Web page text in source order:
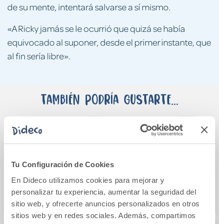
Tu Configuración de Cookies
En Dideco utilizamos cookies para mejorar y
personalizar tu experiencia, aumentar la seguridad del
sitio web, y ofrecerte anuncios personalizados en otros
sitios web y en redes sociales. Además, compartimos
de su mente, intentará salvarse a sí mismo.
«A Ricky jamás se le ocurrió que quizá se había
equivocado al suponer, desde el primer instante, que
al fin sería libre».
También podría gustarte...